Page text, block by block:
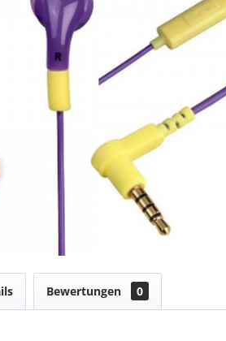
Bewertungen 0